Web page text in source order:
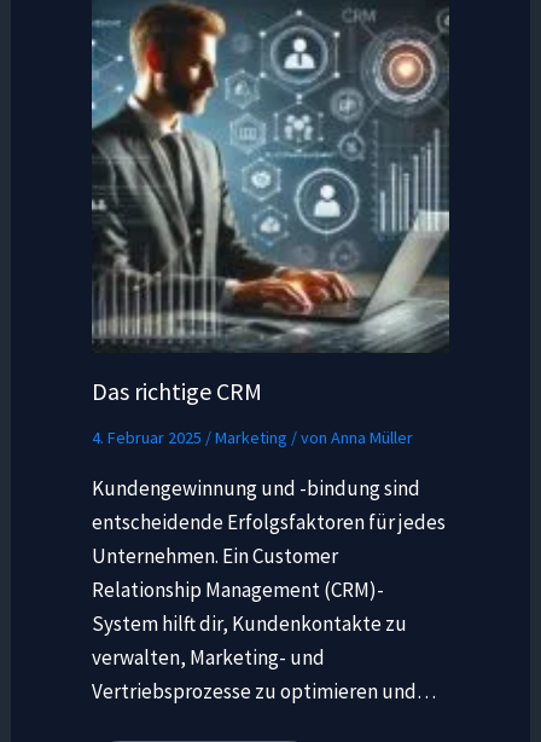
Das richtige CRM
4. Februar 2025 /Marketing / von Anna Müller
Kundengewinnung und -bindung sind
entscheidende Erfolgsfaktoren für jedes
Unternehmen. Ein Customer
Relationship Management (CRM)-
System hilft dir, Kundenkontakte zu
verwalten, Marketing- und
Vertriebsprozesse zu optimieren und…